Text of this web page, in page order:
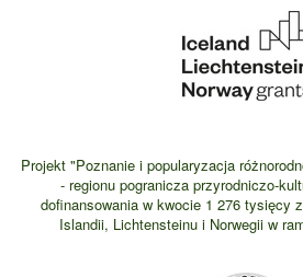
Projekt "Poznanie i popularyzacja
- regionu pogranicza przyrodniczo-
dofinansowania w kwocie 1 276 tysięcy
Islandii, Lichtensteinu i Norwegii w